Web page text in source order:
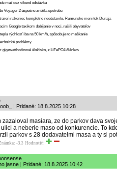
mať cez víkend odstávku
Voyager 2 úspešne znížila spotrebu
nakoniec kompletne neodstavilo, Rumunsko mení tok Dunaja
Google taxíkom dobíjanie v noci, rušili obyvateľov
rýchlosť iba na 50 km/h, spôsobuje to meškanie
problémy
gigawatthodinové úložisko, z LiFePO4 článkov
| Pridané: 18.8.2025 10:28
zazaloval masiara, ze do parkov dava
a neberie maso od konkurencie. To
parkov s 28 dodavatelmi masa a ty si
-3.3 Hodnotiť:
jasne | Pridané: 18.8.2025 10:42